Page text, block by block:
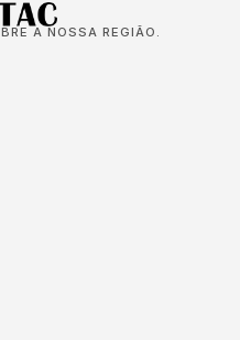
A NOSSA REGIÃO.